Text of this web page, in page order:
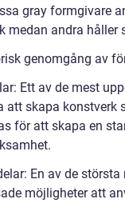
gray formgivare
medan andra håller
genomgång av
Ett av de mest
att skapa konstverk
för att skapa en
En av de
möjligheter att